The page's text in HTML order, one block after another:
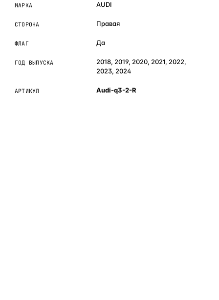
МАРКА AUDI
СТОРОНА Правая
ФЛАГ Да
ГОД ВЫПУСКА
2018, 2019, 2020, 2021, 2022,
2023, 2024
АРТИКУЛ Audi-q3-2-R